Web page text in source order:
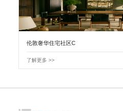
伦敦奢华住宅社区C
了解更多 >>